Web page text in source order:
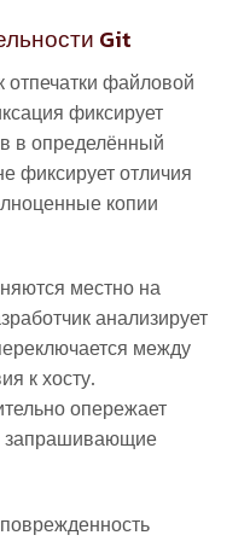
Git
файловой
фиксирует
в определённый
фиксирует отличия
копии
местно на
анализирует
между
к хосту.
опережает
запрашивающие